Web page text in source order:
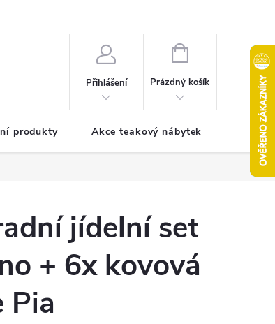
Přihlášení
NÁKUPNÍ
Prázdný košík
produkty Akce teakový nábytek
jídelní set
+ 6x kovová
Pia